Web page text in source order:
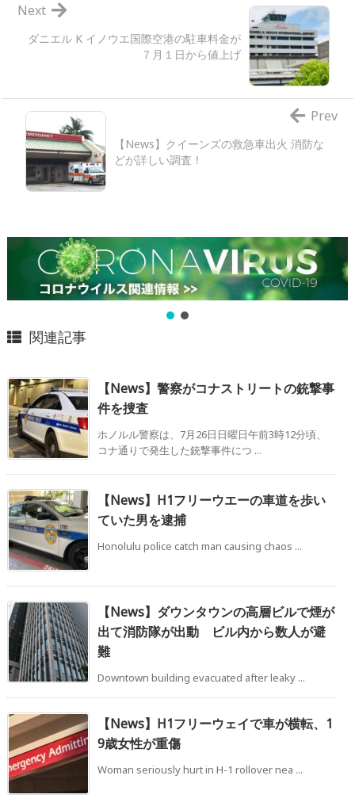
ダニエル K イノウエ国際空港の駐車料金が
７月１日から値上げ
Next
【News】クイーンズの救急車出火 消防な
どが詳しい調査！
Prev
関連記事
【News】警察がコナストリートの銃撃事
件を捜査
ホノルル警察は、7月26日日曜日午前3時12分頃、
コナ通りで発生した銃撃事件につ ...
【News】H1フリーウエーの車道を歩い
ていた男を逮捕
Honolulu police catch man causing chaos ...
【News】ダウンタウンの高層ビルで煙が
出て消防隊が出動 ビル内から数人が避
難
Downtown building evacuated after leaky ...
【News】H1フリーウェイで車が横転、1
9歳女性が重傷
Woman seriously hurt in H-1 rollover nea ...